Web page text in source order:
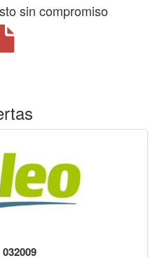
sin compromiso